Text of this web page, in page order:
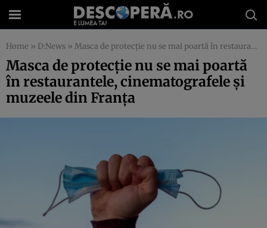
Home » D:News » Masca de protecție nu se mai poartă în restaurantele, cinematografele și muzeele din Franța
Masca de protecție nu se mai poartă
în restaurantele, cinematografele și
muzeele din Franța